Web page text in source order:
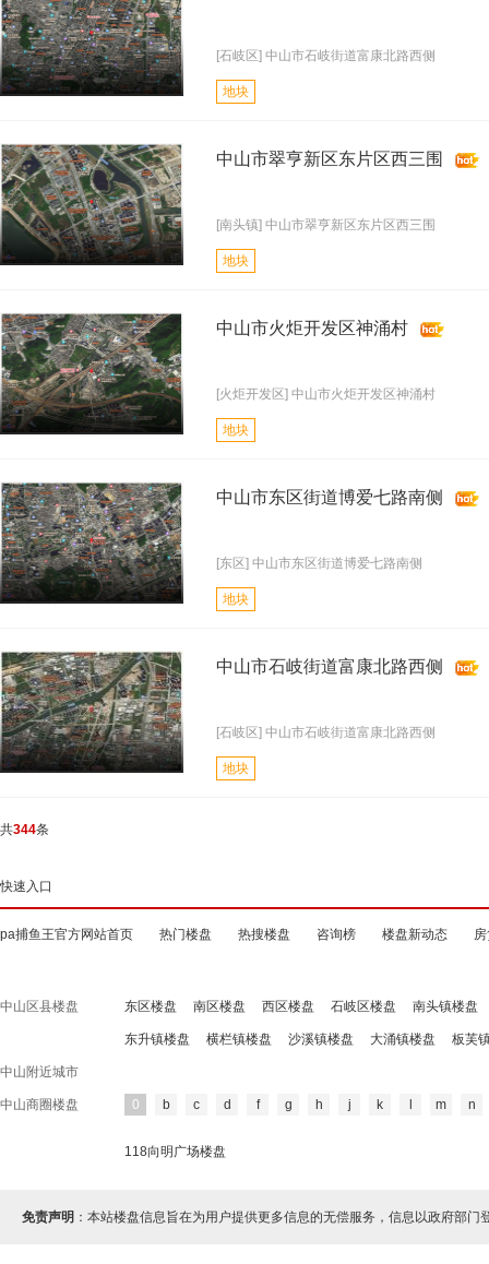
[石岐区] 中山市石岐街道富康北路西侧
地块
中山市翠亨新区东片区西三围
[南头镇] 中山市翠亨新区东片区西三围
地块
中山市火炬开发区神涌村
[火炬开发区] 中山市火炬开发区神涌村
地块
中山市东区街道博爱七路南侧
[东区] 中山市东区街道博爱七路南侧
地块
中山市石岐街道富康北路西侧
[石岐区] 中山市石岐街道富康北路西侧
地块
共344条
快速入口
pa捕鱼王官方网站首页 热门楼盘 热搜楼盘 咨询榜 楼盘新动态
中山区县楼盘 东区楼盘 南区楼盘 西区楼盘 石岐区楼盘 南头镇楼盘
东升镇楼盘 横栏镇楼盘 沙溪镇楼盘 大涌镇楼盘 板芙
中山附近城市
中山商圈楼盘 0 b c d f g h j k m n
118向明广场楼盘
免责声明 ：本站楼盘信息旨在为用户提供更多信息的无偿服务，信息以政府部门